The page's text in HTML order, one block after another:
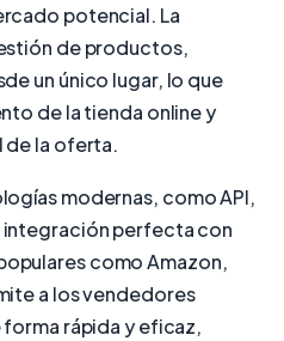
potencial. La
de productos,
un único lugar, lo que
de la tienda online y
de la oferta.
modernas, como API,
integración perfecta con
como Amazon,
a los vendedores
rápida y eficaz,